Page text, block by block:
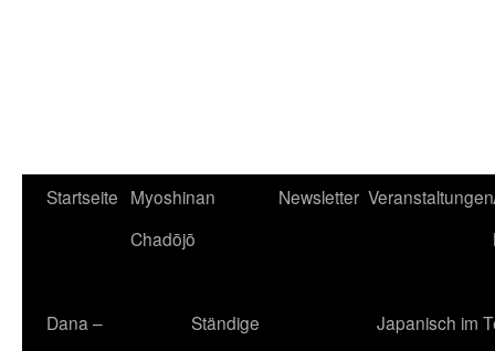
Startseite Myoshinan
Chadōjō
Newsletter Veranstaltungen
Dana –
Ständige
Japanisch im